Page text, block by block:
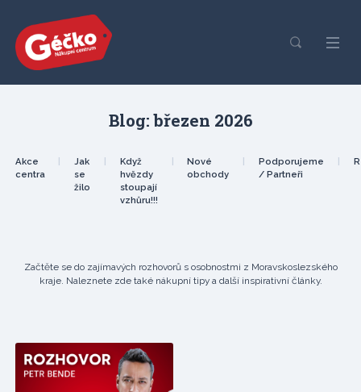
Blog: březen 2026
Akce
centra
Jak
se
žilo
Když
hvězdy
stoupají
vzhůru!!!
Nové
obchody
Podporujeme
/ Partneři
Začtěte se do zajímavých rozhovorů s osobnostmi z Moravskoslezského
kraje. Naleznete zde také nákupní tipy a další inspirativní články.